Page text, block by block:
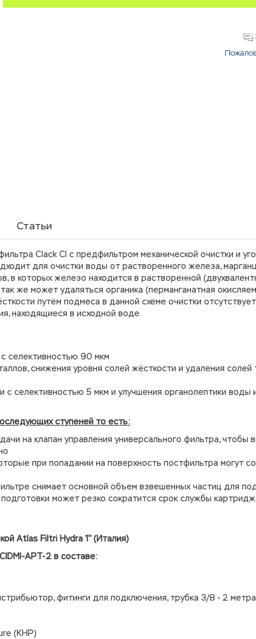
Статьи
Clack CI с предфильтром механической очистки и
для очистки воды от растворенного железа,
в которых железо находится в растворенной
же может удаляться органика (перманганатная
путём подмеса в данной схеме очистки
находящиеся в исходной воде.
селективностью 90 мкм
снижения уровня солей жёсткости и удаления солей
селективностью 5 мкм и улучшения органолептики воды
ступеней то есть:
на клапан управления универсального фильтра, чтобы
при попадании на поверхность постфильтра могут
снимает основной объем взвешенных частиц для
может резко сократится срок службы
Atlas Filtri Hydra 1'' (Италия)
APT-2 в составе:
фитинги для подключения, трубка 3/8 - 2
(КНР)